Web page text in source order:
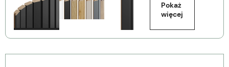
Pokaż
więcej